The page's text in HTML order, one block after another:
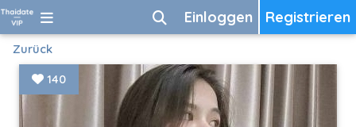
Registrieren
Einloggen
Zurück
140